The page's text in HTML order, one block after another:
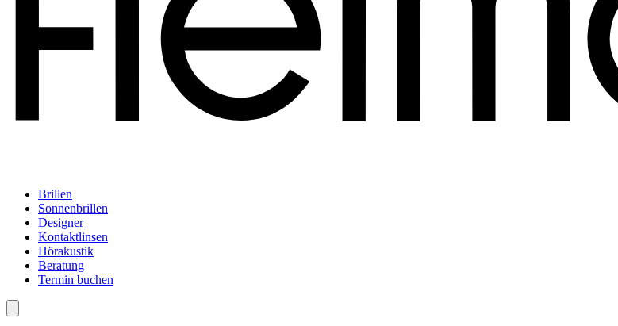
Brillen
Sonnenbrillen
Designer
Kontaktlinsen
Hörakustik
Beratung
Termin buchen